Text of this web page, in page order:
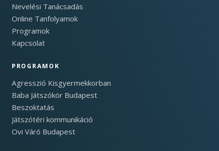
Nevelési Tanácsadás
Online Tanfolyamok
Programok
Kapcsolat
PROGRAMOK
Agresszió Kisgyermekkorban
Baba Játszókör Budapest
Beszoktatás
Játszótéri kommunikáció
Ovi Váró Budapest